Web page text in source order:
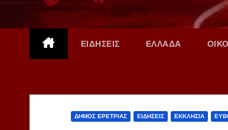
ΕΙΔΗΣΕΙΣ ΕΛΛΑΔΑ
ΔΗΜΟΣ ΕΡΕΤΡΙΑΣ ΕΙΔΗΣΕΙΣ ΕΚΚΛΗΣΙΑ